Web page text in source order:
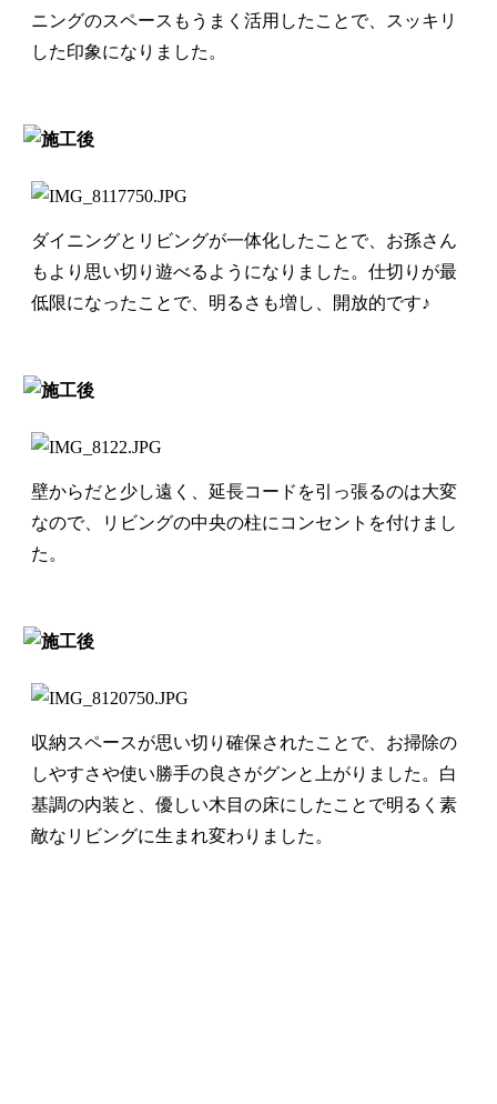
ニングのスペースもうまく活用したことで、スッキリ
した印象になりました。
ダイニングとリビングが一体化したことで、お孫さん
もより思い切り遊べるようになりました。仕切りが最
低限になったことで、明るさも増し、開放的です♪
壁からだと少し遠く、延長コードを引っ張るのは大変
なので、リビングの中央の柱にコンセントを付けまし
た。
収納スペースが思い切り確保されたことで、お掃除の
しやすさや使い勝手の良さがグンと上がりました。白
基調の内装と、優しい木目の床にしたことで明るく素
敵なリビングに生まれ変わりました。